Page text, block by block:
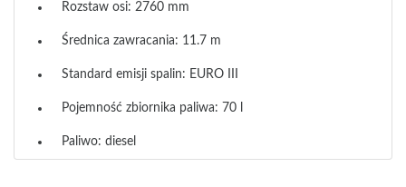
Rozstaw osi: 2760 mm
Średnica zawracania: 11.7 m
Standard emisji spalin: EURO III
Pojemność zbiornika paliwa: 70 l
Paliwo: diesel